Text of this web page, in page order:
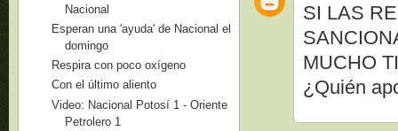
SI LAS
MUCHO
¿Quién
Nacional
Esperan una 'ayuda' de Nacional el
domingo
Respira con poco oxígeno
Con el último aliento
Video: Nacional Potosí 1 - Oriente
Petrolero 1